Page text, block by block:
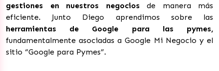
gestiones en nuestros negocios de manera más
eficiente. Junto Diego aprendimos sobre las
herramientas de Google para las pymes,
fundamentalmente asociadas a Google Mi Negocio y el
sitio “Google para Pymes”.